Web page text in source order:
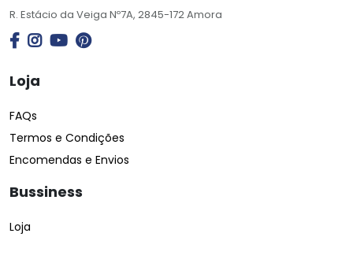
R. Estácio da Veiga Nº7A, 2845-172 Amora
Loja
FAQs
Termos e Condições
Encomendas e Envios
Bussiness
Loja